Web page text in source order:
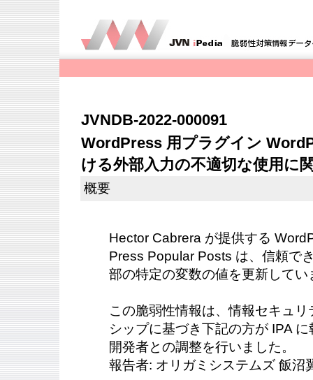
JVNDB-2022-000091
WordPress 用プラグイン
ける外部入力の不適切な使用に
概要
Hector Cabrera が提供する
Press Popular Posts は、信頼で
部の特定の変数の値を更新して
この脆弱性情報は、情報セキュ
シップに基づき下記の方が IPA
開発者との調整を行いました。
報告者: オリガミシステムズ 飯沼